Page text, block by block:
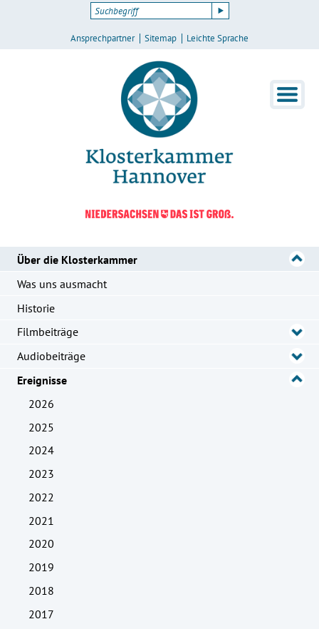
Ansprechpartner Sitemap Leichte Sprache
Über die Klosterkammer
Was uns ausmacht
Historie
Filmbeiträge
Audiobeiträge
Ereignisse
2026
2025
2024
2023
2022
2021
2020
2019
2018
2017